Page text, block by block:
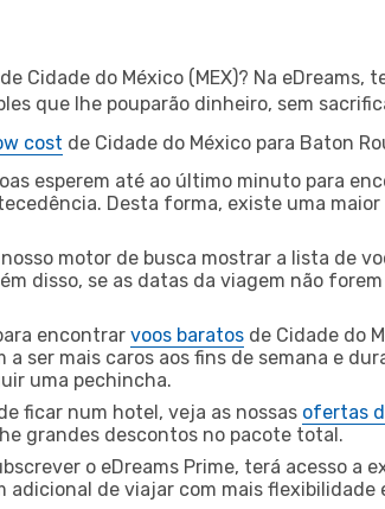
Cidade do México (MEX)? Na
que lhe pouparão dinheiro, sem
cost de Cidade do México para Baton
esperem até ao último minuto para
Desta forma, existe uma
nosso motor de busca mostrar a lista de
disso, se as datas da viagem não
encontrar voos baratos de Cidade do
mais caros aos fins de semana e
uma pechincha.
ficar num hotel, veja as nossas ofertas
grandes descontos no pacote total.
o eDreams Prime, terá acesso a
de viajar com mais flexibilidade